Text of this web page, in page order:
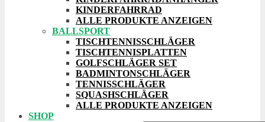
KINDERFAHRRAD
ALLE PRODUKTE ANZEIGEN
BALLSPORT
TISCHTENNISSCHLÄGER
TISCHTENNISPLATTEN
GOLFSCHLÄGER SET
BADMINTONSCHLÄGER
TENNISSCHLÄGER
SQUASHSCHLÄGER
ALLE PRODUKTE ANZEIGEN
SHOP